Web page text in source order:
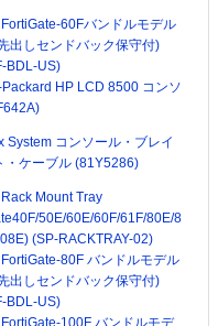
60Fバンドルモデル
出しセンドバック保守付)
BDL-US)
Packard HP LCD 8500 コンソ
System コンソール・ブレイ
・ケーブル (81Y5286)
Mount Tray
50E/60E/60F/61F/80E/8
(SP-RACKTRAY-02)
80F バンドルモデル
出しセンドバック保守付)
BDL-US)
100F バンドルモデ